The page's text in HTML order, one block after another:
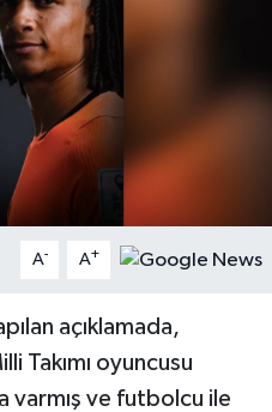
A- A+
açıklamada,
Takımı oyuncusu
varmış ve futbolcu ile
izle